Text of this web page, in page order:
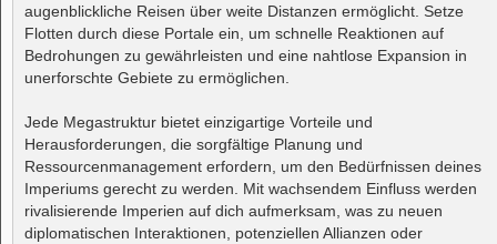
augenblickliche Reisen über weite Distanzen ermöglicht. Setze
Flotten durch diese Portale ein, um schnelle Reaktionen auf
Bedrohungen zu gewährleisten und eine nahtlose Expansion in
unerforschte Gebiete zu ermöglichen.
Jede Megastruktur bietet einzigartige Vorteile und
Herausforderungen, die sorgfältige Planung und
Ressourcenmanagement erfordern, um den Bedürfnissen deines
Imperiums gerecht zu werden. Mit wachsendem Einfluss werden
rivalisierende Imperien auf dich aufmerksam, was zu neuen
diplomatischen Interaktionen, potenziellen Allianzen oder